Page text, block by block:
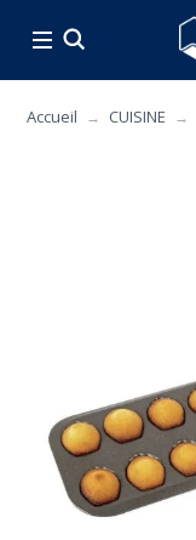
Accueil CUISINE